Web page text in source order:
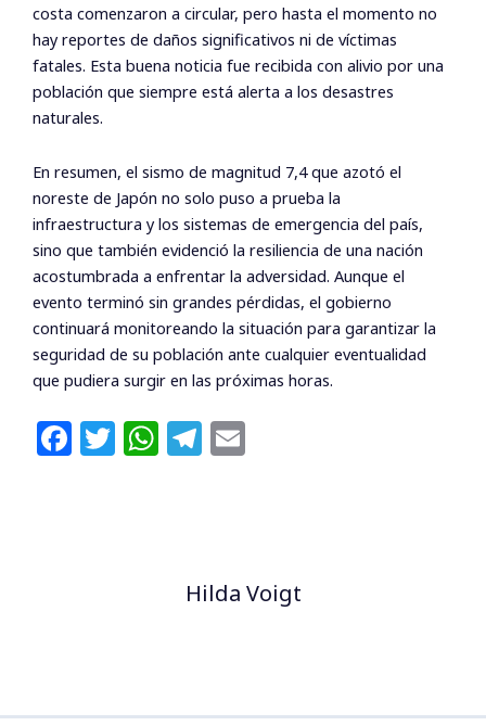
costa comenzaron a circular, pero hasta el momento no
hay reportes de daños significativos ni de víctimas
fatales. Esta buena noticia fue recibida con alivio por una
población que siempre está alerta a los desastres
naturales.
En resumen, el sismo de magnitud 7,4 que azotó el
noreste de Japón no solo puso a prueba la
infraestructura y los sistemas de emergencia del país,
sino que también evidenció la resiliencia de una nación
acostumbrada a enfrentar la adversidad. Aunque el
evento terminó sin grandes pérdidas, el gobierno
continuará monitoreando la situación para garantizar la
seguridad de su población ante cualquier eventualidad
que pudiera surgir en las próximas horas.
F T W T
ra
m
Hilda Voigt